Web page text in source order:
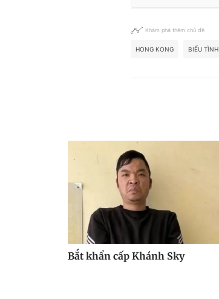
Khám phá thêm chủ đề
HONG KONG BIỂU TÌNH